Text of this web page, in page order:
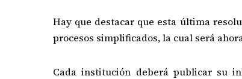
Hay que destacar que esta última
procesos simplificados, la cual será
Cada institución deberá publicar su